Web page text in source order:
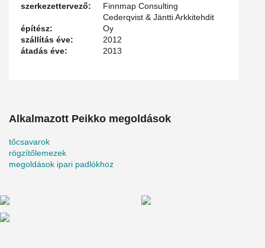
szerkezettervező:
Finnmap Consulting
építész:
Cederqvist & Jäntti Arkkitehdit
Oy
szállítás éve:
2012
átadás éve:
2013
Alkalmazott Peikko megoldások
tőcsavarok
rögzítőlemezek
megoldások ipari padlókhoz